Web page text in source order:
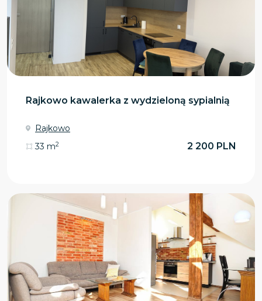
Rajkowo kawalerka z wydzieloną sypialnią
Rajkowo
33 m2 2 200 PLN